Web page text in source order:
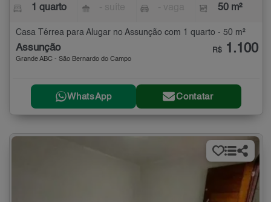
1 quarto 50 m²
Casa Térrea para Alugar no Assunção com 1 quarto - 50 m²
Assunção
Grande ABC - São Bernardo do Campo
R$ 1.100
WhatsApp Contatar